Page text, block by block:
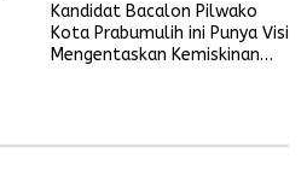
Kandidat Bacalon Pilwako
Kota Prabumulih ini Punya Visi
Mengentaskan Kemiskinan